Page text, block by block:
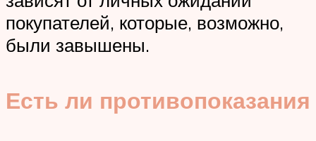
покупателей, которые, возможно,
были завышены.
Есть ли противопоказания